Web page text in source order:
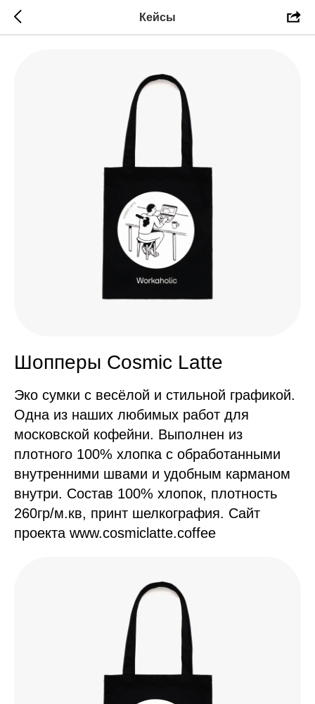
Кейсы
Шопперы Cosmic Latte
Эко сумки с весёлой и стильной графикой.
Одна из наших любимых работ для
московской кофейни. Выполнен из
плотного 100% хлопка с обработанными
внутренними швами и удобным карманом
внутри. Состав 100% хлопок, плотность
260гр/м.кв, принт шелкография. Сайт
проекта www.cosmiclatte.coffee